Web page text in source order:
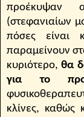
προέκυψαν
(στεφανιαίων
πόσες είναι
παραμείνουν
κυριότερο,θα
για το
κλίνες, καθώς